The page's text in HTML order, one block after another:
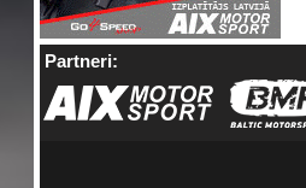
Partneri: